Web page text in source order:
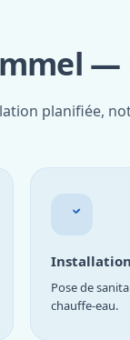
—
planifiée,
Pose de
chauffe-eau.